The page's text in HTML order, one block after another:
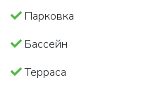
Парковка
Бассейн
Терраса